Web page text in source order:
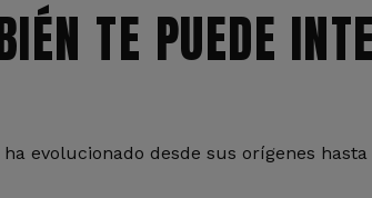
TE PUEDE
evolucionado desde sus orígenes